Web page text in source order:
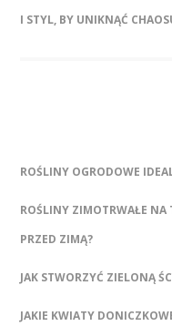
I STYL, BY UNIKNĄĆ
ROŚLINY OGRODOWE
ROŚLINY ZIMOTRWAŁE NA
PRZED ZIMĄ?
JAK STWORZYĆ ZIELONĄ
JAKIE KWIATY